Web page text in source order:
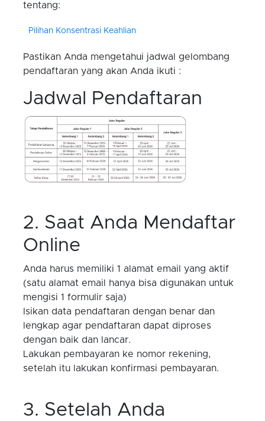
tentang:
Pilihan Konsentrasi Keahlian
Pastikan Anda mengetahui jadwal gelombang
pendaftaran yang akan Anda ikuti :
Jadwal Pendaftaran
2. Saat Anda Mendaftar
Online
Anda harus memiliki 1 alamat email yang aktif
(satu alamat email hanya bisa digunakan untuk
mengisi 1 formulir saja)
Isikan data pendaftaran dengan benar dan
lengkap agar pendaftaran dapat diproses
dengan baik dan lancar.
Lakukan pembayaran ke nomor rekening,
setelah itu lakukan konfirmasi pembayaran.
3. Setelah Anda